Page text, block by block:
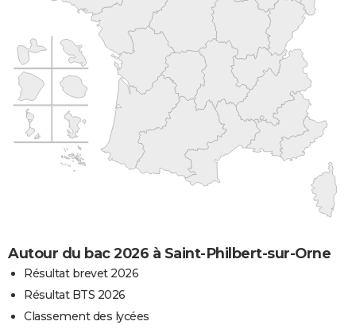
Autour du bac 2026 à Saint-Philbert-sur-Orne
Résultat brevet 2026
Résultat BTS 2026
Classement des lycées